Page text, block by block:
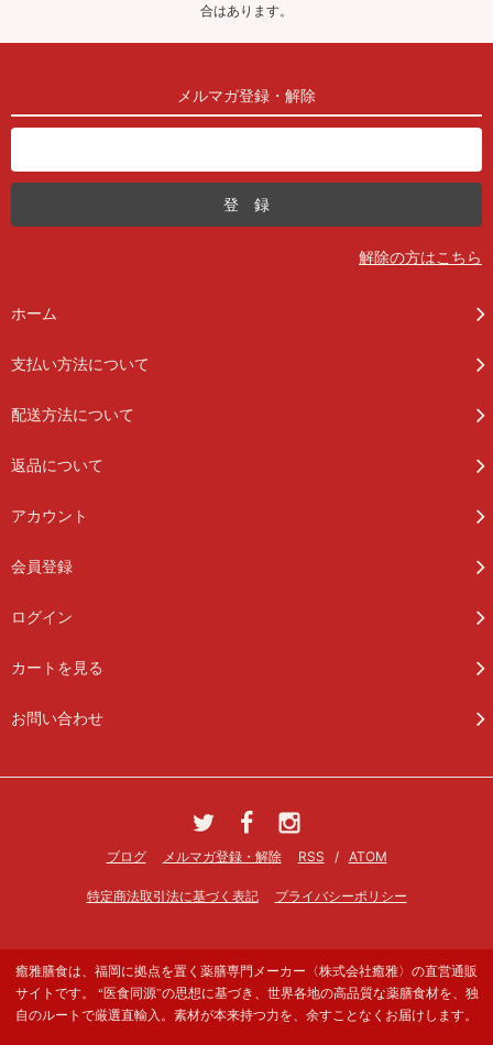
合はあります。
メルマガ登録・解除
解除の方はこちら
ホーム
支払い方法について
配送方法について
返品について
アカウント
会員登録
ログイン
カートを見る
お問い合わせ
ブログ メルマガ登録・解除 RSS / ATOM
特定商法取引法に基づく表記 プライバシーポリシー
癒雅膳食は、福岡に拠点を置く薬膳専門メーカー〈株式会社癒雅〉の直営通販
サイトです。 “医食同源”の思想に基づき、世界各地の高品質な薬膳食材を、独
自のルートで厳選直輸入。素材が本来持つ力を、余すことなくお届けします。